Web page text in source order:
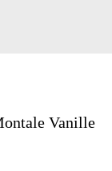
Vanille